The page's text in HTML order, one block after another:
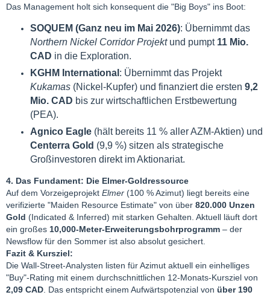
Das Management holt sich konsequent die "Big Boys" ins Boot:
SOQUEM (Ganz neu im Mai 2026): Übernimmt das
Northern Nickel Corridor Projektund pumpt 11 Mio.
CAD in die Exploration.
KGHM International : Übernimmt das Projekt
Kukamas (Nickel-Kupfer) und finanziert die ersten 9,2
Mio. CAD bis zur wirtschaftlichen Erstbewertung
(PEA).
Agnico Eagle (hält bereits 11 % aller AZM-Aktien) und
Centerra Gold (9,9 %) sitzen als strategische
Großinvestoren direkt im Aktionariat.
4. Das Fundament: Die Elmer-Goldressource
Auf dem Vorzeigeprojekt Elmer (100 % Azimut) liegt bereits eine
verifizierte "Maiden Resource Estimate" von über 820.000 Unzen
Gold (Indicated & Inferred) mit starken Gehalten. Aktuell läuft dort
ein großes 10,000-Meter-Erweiterungsbohrprogramm – der
Newsflow für den Sommer ist also absolut gesichert.
Fazit & Kursziel:
Die Wall-Street-Analysten listen für Azimut aktuell ein einhelliges
"Buy"-Rating mit einem durchschnittlichen 12-Monats-Kursziel von
2,09 CAD . Das entspricht einem Aufwärtspotenzial von über 190